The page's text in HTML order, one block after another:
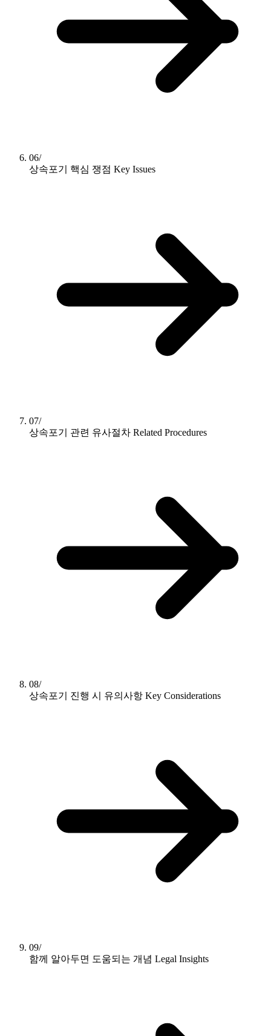
06/
상속포기 핵심 쟁점 Key Issues
07/
상속포기 관련 유사절차 Related Procedures
08/
상속포기 진행 시 유의사항 Key Considerations
09/
함께 알아두면 도움되는 개념 Legal Insights